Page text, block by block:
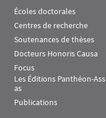
Écoles doctorales
Centres de recherche
Soutenances de thèses
Docteurs Honoris Causa
Focus
Les Éditions Panthéon-Ass
as
Publications